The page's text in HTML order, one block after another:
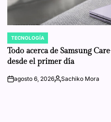
POSTED
IN
TECNOLOGÍA
Todo acerca de Samsung
desde el primer día
onagosto 6, 2026Posted
Sachiko Mora